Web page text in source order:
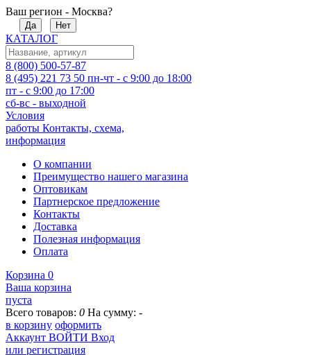
Ваш регион - Москва?
Да Нет
КАТАЛОГ
8 (800) 500-57-87
8 (495) 221 73 50 пн-чт - с 9:00 до 18:00
пт - с 9:00 до 17:00
сб-вс - выходной
Условия
работы Контакты, схема,
информация
О компании
Преимущество нашего магазина
Оптовикам
Партнерское предложение
Контакты
Доставка
Полезная информация
Оплата
Корзина 0
Ваша корзина
пуста
Всего товаров: 0 На сумму: -
в корзину оформить
Аккаунт ВОЙТИ Вход
или регистрация